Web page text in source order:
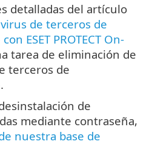
detalladas del artículo
de terceros de
ESET PROTECT On-
tarea de eliminación de
terceros de
de
mediante contraseña,
nuestra base de